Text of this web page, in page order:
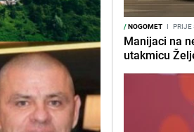
/NOGOMET I
Manijaci na
utakmicu